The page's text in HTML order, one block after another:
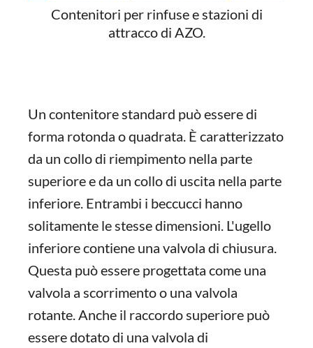
Contenitori per rinfuse e stazioni di
attracco di AZO.
Un contenitore standard può essere di
forma rotonda o quadrata. È caratterizzato
da un collo di riempimento nella parte
superiore e da un collo di uscita nella parte
inferiore. Entrambi i beccucci hanno
solitamente le stesse dimensioni. L'ugello
inferiore contiene una valvola di chiusura.
Questa può essere progettata come una
valvola a scorrimento o una valvola
rotante. Anche il raccordo superiore può
essere dotato di una valvola di